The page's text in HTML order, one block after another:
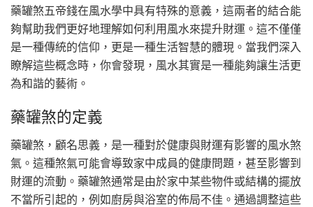
藥罐煞五帝錢在風水學中具有特殊的意義，這兩者的結合能
夠幫助我們更好地理解如何利用風水來提升財運。這不僅僅
是一種傳統的信仰，更是一種生活智慧的體現。當我們深入
瞭解這些概念時，你會發現，風水其實是一種能夠讓生活更
為和諧的藝術。
藥罐煞的定義
藥罐煞，顧名思義，是一種對於健康與財運有影響的風水煞
氣。這種煞氣可能會導致家中成員的健康問題，甚至影響到
財運的流動。藥罐煞通常是由於家中某些物件或結構的擺放
不當所引起的，例如廚房與浴室的佈局不佳。通過調整這些